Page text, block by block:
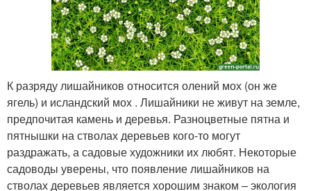
К разряду лишайников относится олений мох (он же
ягель) и исландский мох . Лишайники не живут на земле,
предпочитая камень и деревья. Разноцветные пятна и
пятнышки на стволах деревьев кого-то могут
раздражать, а садовые художники их любят. Некоторые
садоводы уверены, что появление лишайников на
стволах деревьев является хорошим знаком – экология